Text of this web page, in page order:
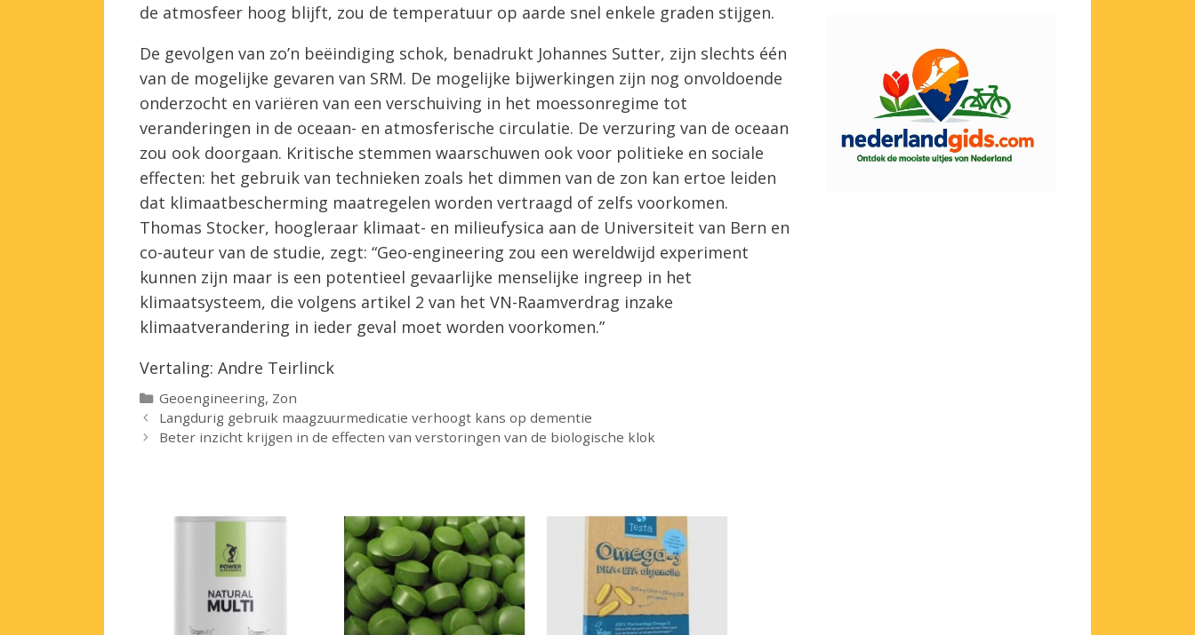
de atmosfeer hoog blijft, zou de temperatuur op aarde snel enkele graden stijgen.
De gevolgen van zo’n beëindiging schok, benadrukt Johannes Sutter, zijn slechts één
van de mogelijke gevaren van SRM. De mogelijke bijwerkingen zijn nog onvoldoende
onderzocht en variëren van een verschuiving in het moessonregime tot
veranderingen in de oceaan- en atmosferische circulatie. De verzuring van de oceaan
zou ook doorgaan. Kritische stemmen waarschuwen ook voor politieke en sociale
effecten: het gebruik van technieken zoals het dimmen van de zon kan ertoe leiden
dat klimaatbescherming maatregelen worden vertraagd of zelfs voorkomen.
Thomas Stocker, hoogleraar klimaat- en milieufysica aan de Universiteit van Bern en
co-auteur van de studie, zegt: “Geo-engineering zou een wereldwijd experiment
kunnen zijn maar is een potentieel gevaarlijke menselijke ingreep in het
klimaatsysteem, die volgens artikel 2 van het VN-Raamverdrag inzake
klimaatverandering in ieder geval moet worden voorkomen.”
Vertaling: Andre Teirlinck
Categorieën
Geoengineering, Zon
Langdurig gebruik maagzuurmedicatie verhoogt kans op dementie
Beter inzicht krijgen in de effecten van verstoringen van de biologische klok